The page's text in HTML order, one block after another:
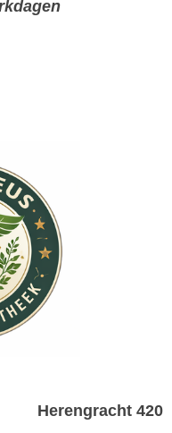
Herengracht 420